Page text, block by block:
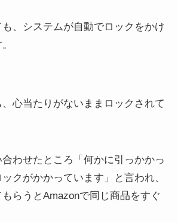
、システムが自動でロックをかけ
心当たりがないままロックされて
わせたところ「何かに引っかかっ
クがかかっています」と言われ、
らうとAmazonで同じ商品をすぐ